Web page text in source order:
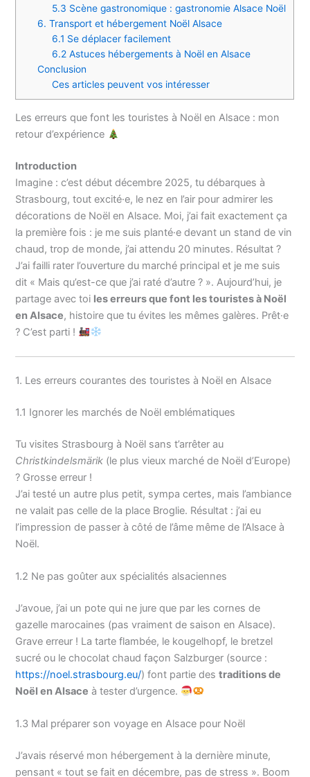
5.3 Scène gastronomique : gastronomie Alsace Noël
6. Transport et hébergement Noël Alsace
6.1 Se déplacer facilement
6.2 Astuces hébergements à Noël en Alsace
Conclusion
Ces articles peuvent vos intéresser
Les erreurs que font les touristes à Noël en Alsace : mon
retour d’expérience
Introduction
Imagine : c’est début décembre 2025, tu débarques à
Strasbourg, tout excité·e, le nez en l’air pour admirer les
décorations de Noël en Alsace. Moi, j’ai fait exactement ça
la première fois : je me suis planté·e devant un stand de vin
chaud, trop de monde, j’ai attendu 20 minutes. Résultat ?
J’ai failli rater l’ouverture du marché principal et je me suis
dit « Mais qu’est-ce que j’ai raté d’autre ? ». Aujourd’hui, je
partage avec toi les erreurs que font les touristes à Noël
en Alsace, histoire que tu évites les mêmes galères. Prêt·e
? C’est parti !
1. Les erreurs courantes des touristes à Noël en Alsace
1.1 Ignorer les marchés de Noël emblématiques
Tu visites Strasbourg à Noël sans t’arrêter au
Christkindelsmärik (le plus vieux marché de Noël d’Europe)
? Grosse erreur !
J’ai testé un autre plus petit, sympa certes, mais l’ambiance
ne valait pas celle de la place Broglie. Résultat : j’ai eu
l’impression de passer à côté de l’âme même de l’Alsace à
Noël.
1.2 Ne pas goûter aux spécialités alsaciennes
J’avoue, j’ai un pote qui ne jure que par les cornes de
gazelle marocaines (pas vraiment de saison en Alsace).
Grave erreur ! La tarte flambée, le kougelhopf, le bretzel
sucré ou le chocolat chaud façon Salzburger (source :
https://noel.strasbourg.eu/) font partie destraditions de
Noël en Alsace à tester d’urgence.
1.3 Mal préparer son voyage en Alsace pour Noël
J’avais réservé mon hébergement à la dernière minute,
pensant « tout se fait en décembre, pas de stress ». Boom